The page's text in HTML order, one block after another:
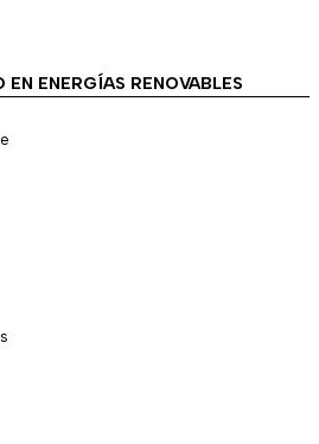
EN ENERGÍAS RENOVABLES